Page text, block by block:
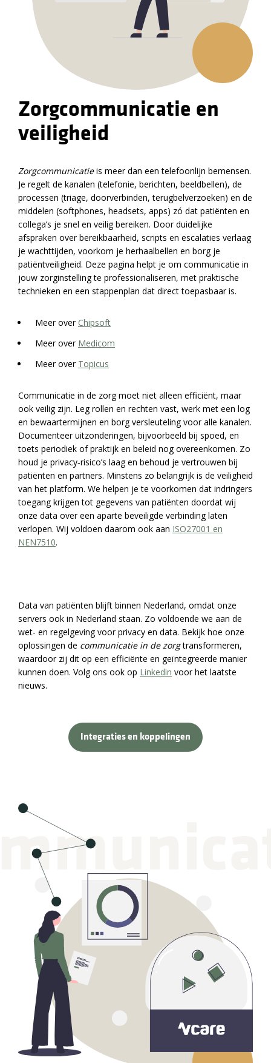
Zorgcommunicatie en
veiligheid
Zorgcommunicatieis meer dan een telefoonlijn bemensen.
Je regelt de kanalen (telefonie, berichten, beeldbellen), de
processen (triage, doorverbinden, terugbelverzoeken) en de
middelen (softphones, headsets, apps) zó dat patiënten en
collega’s je snel en veilig bereiken. Door duidelijke
afspraken over bereikbaarheid, scripts en escalaties verlaag
je wachttijden, voorkom je herhaalbellen en borg je
patiëntveiligheid. Deze pagina helpt je om communicatie in
jouw zorginstelling te professionaliseren, met praktische
technieken en een stappenplan dat direct toepasbaar is.
Meer over Chipsoft
Meer over Medicom
Meer over Topicus
Communicatie in de zorg moet niet alleen efficiënt, maar
ook veilig zijn. Leg rollen en rechten vast, werk met een log
en bewaartermijnen en borg versleuteling voor alle kanalen.
Documenteer uitzonderingen, bijvoorbeeld bij spoed, en
toets periodiek of praktijk en beleid nog overeenkomen. Zo
houd je privacy‑risico’s laag en behoud je vertrouwen bij
patiënten en partners. Minstens zo belangrijk is de veiligheid
van het platform. We helpen je te voorkomen dat indringers
toegang krijgen tot gegevens van patiënten doordat wij
onze data over een aparte beveiligde verbinding laten
verlopen. Wij voldoen daarom ook aan ISO27001 en
NEN7510.
Data van patiënten blijft binnen Nederland, omdat onze
servers ook in Nederland staan. Zo voldoende we aan de
wet- en regelgeving voor privacy en data. Bekijk hoe onze
oplossingen de communicatie in de zorgtransformeren,
waardoor zij dit op een efficiënte en geïntegreerde manier
kunnen doen. Volg ons ook op Linkedin voor het laatste
nieuws.
Integraties en koppelingen